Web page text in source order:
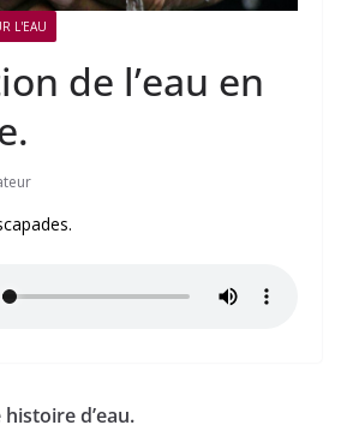
L'EAU
de l’eau en
d’eau.